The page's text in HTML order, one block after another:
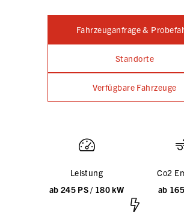
Leistung
ab 245 PS / 180 kW
Co2
ab
Fahrzeuganfrage &
Standorte
Verfügbare Fahrzeuge